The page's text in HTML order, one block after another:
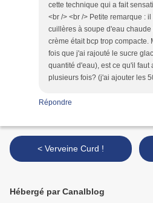
cette technique qui a fait
<br /> <br /> Petite remarque :
cuillères à soupe d'eau
crème était bcp trop compacte.
fois que j'ai rajouté le sucre
quantité d'eau), est ce qu'il faut
plusieurs fois? (j'ai ajouter les
Répondre
< Verveine Curd !
Hébergé par Canalblog